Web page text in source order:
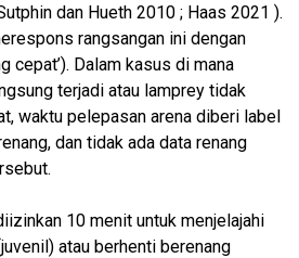
dan Hueth 2010 ; Haas 2021 ).
rangsangan ini dengan
cepat’). Dalam kasus di mana
terjadi atau lamprey tidak
waktu pelepasan arena diberi label
dan tidak ada data renang
10 menit untuk menjelajahi
atau berhenti berenang